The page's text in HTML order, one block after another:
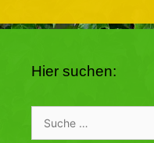
Hier suchen:
nach: